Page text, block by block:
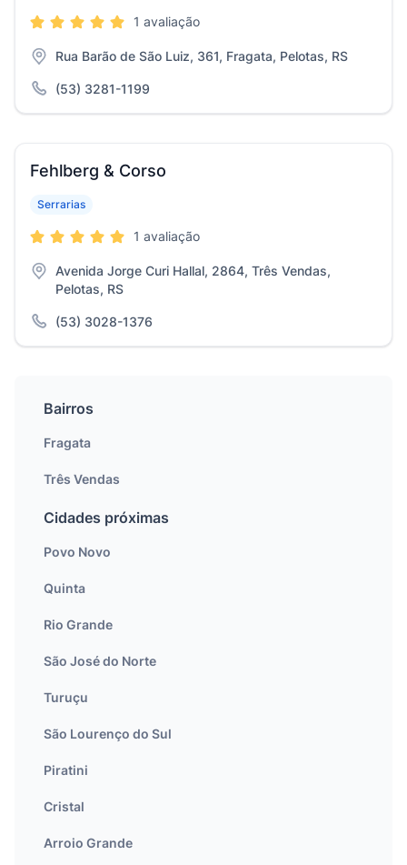
1 avaliação
Rua Barão de São Luiz, 361, Fragata, Pelotas, RS
(53) 3281-1199
Fehlberg & Corso
Serrarias
1 avaliação
Avenida Jorge Curi Hallal, 2864, Três Vendas,
Pelotas, RS
(53) 3028-1376
Bairros
Fragata
Três Vendas
Cidades próximas
Povo Novo
Quinta
Rio Grande
São José do Norte
Turuçu
São Lourenço do Sul
Piratini
Cristal
Arroio Grande